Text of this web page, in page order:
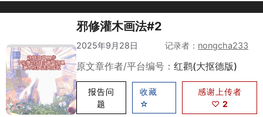
邪修灌木画法#2
2025年9月28日 nongcha233
原文章作者/平台编号： 红鹳(大抠德版)
报告问
题
收藏
☆
感谢上传者
♡ 2